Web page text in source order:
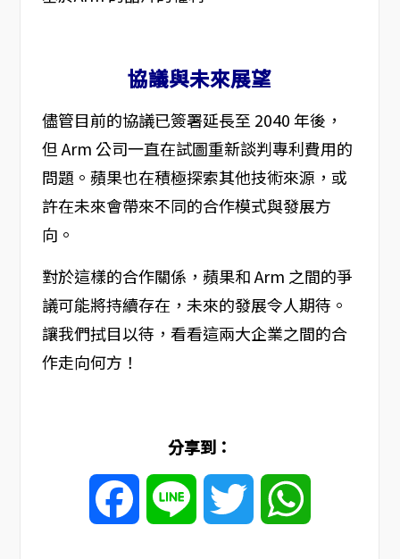
協議與未來展望
儘管目前的協議已簽署延長至 2040 年後，
但 Arm 公司一直在試圖重新談判專利費用的
問題。蘋果也在積極探索其他技術來源，或
許在未來會帶來不同的合作模式與發展方
向。
對於這樣的合作關係，蘋果和 Arm 之間的爭
議可能將持續存在，未來的發展令人期待。
讓我們拭目以待，看看這兩大企業之間的合
作走向何方！
分享到：
Facebook Line Twitter